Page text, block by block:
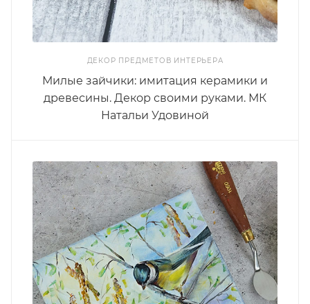
ДЕКОР ПРЕДМЕТОВ ИНТЕРЬЕРА
Милые зайчики: имитация керамики и
древесины. Декор своими руками. МК
Натальи Удовиной